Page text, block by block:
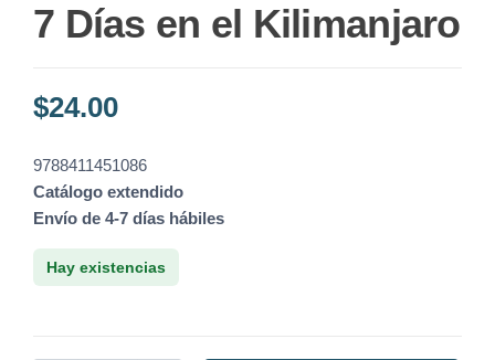
7 Días en el Kilimanjaro
$24.00
9788411451086
Catálogo extendido
Envío de 4-7 días hábiles
Hay existencias